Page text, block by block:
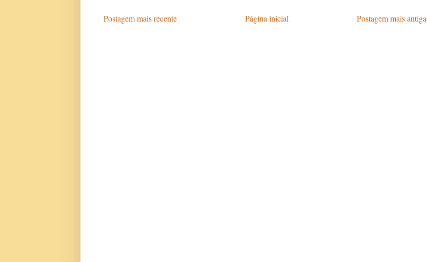
Postagem mais recente Postagem mais antiga
Página inicial